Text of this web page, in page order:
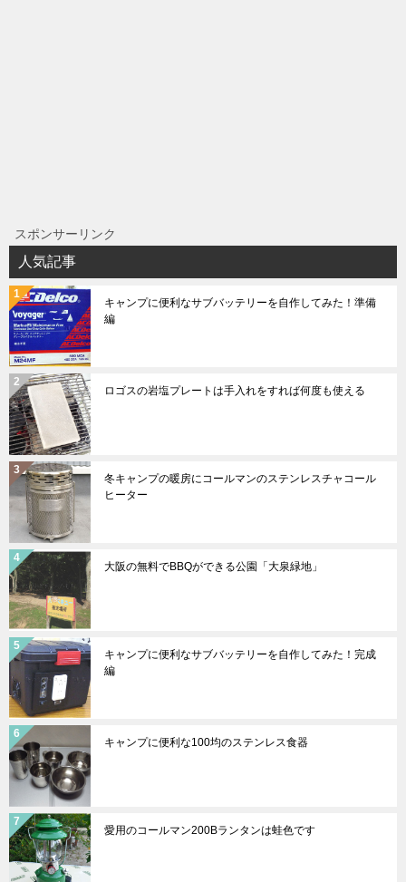
スポンサーリンク
人気記事
キャンプに便利なサブバッテリーを自作してみた！準備
編
ロゴスの岩塩プレートは手入れをすれば何度も使える
冬キャンプの暖房にコールマンのステンレスチャコール
ヒーター
大阪の無料でBBQができる公園「大泉緑地」
キャンプに便利なサブバッテリーを自作してみた！完成
編
キャンプに便利な100均のステンレス食器
愛用のコールマン200Bランタンは蛙色です